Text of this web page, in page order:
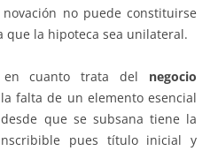
no puede constituirse
que la hipoteca sea unilateral.
en cuanto trata del negocio
falta de un elemento esencial
que se subsana tiene la
pues título inicial y